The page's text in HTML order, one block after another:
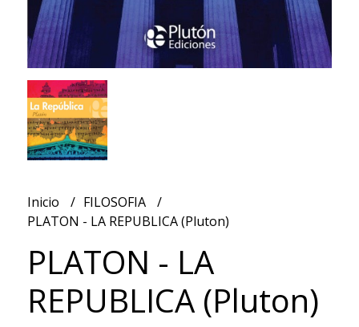
Inicio
FILOSOFIA
PLATON - LA REPUBLICA (Pluton)
PLATON - LA
REPUBLICA (Pluton)